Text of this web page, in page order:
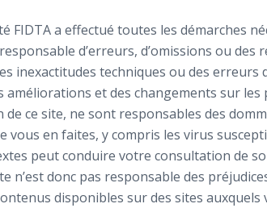
FIDTA a effectué toutes les démarches
d’erreurs, d’omissions ou
inexactitudes techniques ou des
améliorations et des changements sur
ce site, ne sont responsables des
vous en faites, y compris les virus
peut conduire votre consultation de
n’est donc pas responsable des
disponibles sur des sites auxquels